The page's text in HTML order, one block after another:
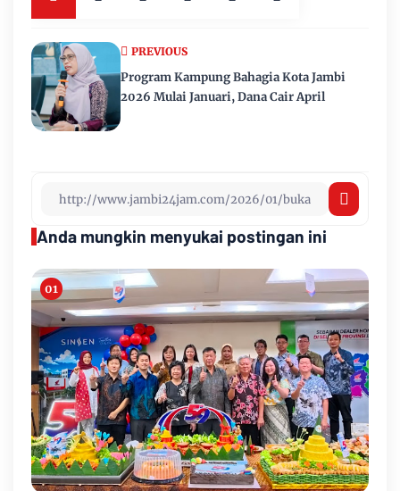
PREVIOUS
Program Kampung Bahagia Kota Jambi
2026 Mulai Januari, Dana Cair April
Anda mungkin menyukai postingan ini